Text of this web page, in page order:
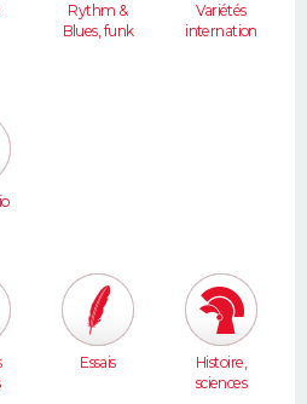
Rythm &
Blues, funk
Variétés
internation
Essais
Histoire,
sciences